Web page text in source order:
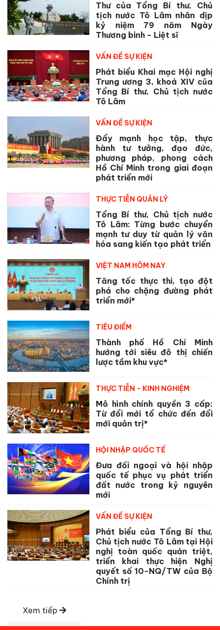
Thư của Tổng Bí thư, Chủ
tịch nước Tô Lâm nhân dịp
kỷ niệm 79 năm Ngày
Thương binh - Liệt sĩ
VẤN ĐỀ SỰ KIỆN
Phát biểu Khai mạc Hội nghị
Trung ương 3, khoá XIV của
Tổng Bí thư, Chủ tịch nước
Tô Lâm
VẤN ĐỀ SỰ KIỆN
Đẩy mạnh học tập, thực
hành tư tưởng, đạo đức,
phương pháp, phong cách
Hồ Chí Minh trong giai đoạn
phát triển mới
THỰC TIỄN QUẢN LÝ
Tổng Bí thư, Chủ tịch nước
Tô Lâm: Từng bước chuyển
mạnh tư duy từ quản lý văn
hóa sang kiến tạo phát triển
VIỆT NAM HÔM NAY
Tăng tốc thực thi, tạo đột
phá cho chặng đường phát
triển mới*
TIÊU ĐIỂM
Thành phố Hồ Chí Minh
hướng tới siêu đô thị chiến
lược tầm khu vực*
THỰC TIỄN - KINH NGHIỆM
Mô hình chính quyền 3 cấp:
Từ đổi mới tổ chức đến đổi
mới quản trị*
HỘI NHẬP QUỐC TẾ
Đưa đối ngoại và hội nhập
quốc tế phục vụ phát triển
đất nước trong kỷ nguyên
mới
VẤN ĐỀ SỰ KIỆN
Phát biểu của Tổng Bí thư,
Chủ tịch nước Tô Lâm tại Hội
nghị toàn quốc quán triệt,
triển khai thực hiện Nghị
quyết số 10-NQ/TW của Bộ
Chính trị
Xem tiếp